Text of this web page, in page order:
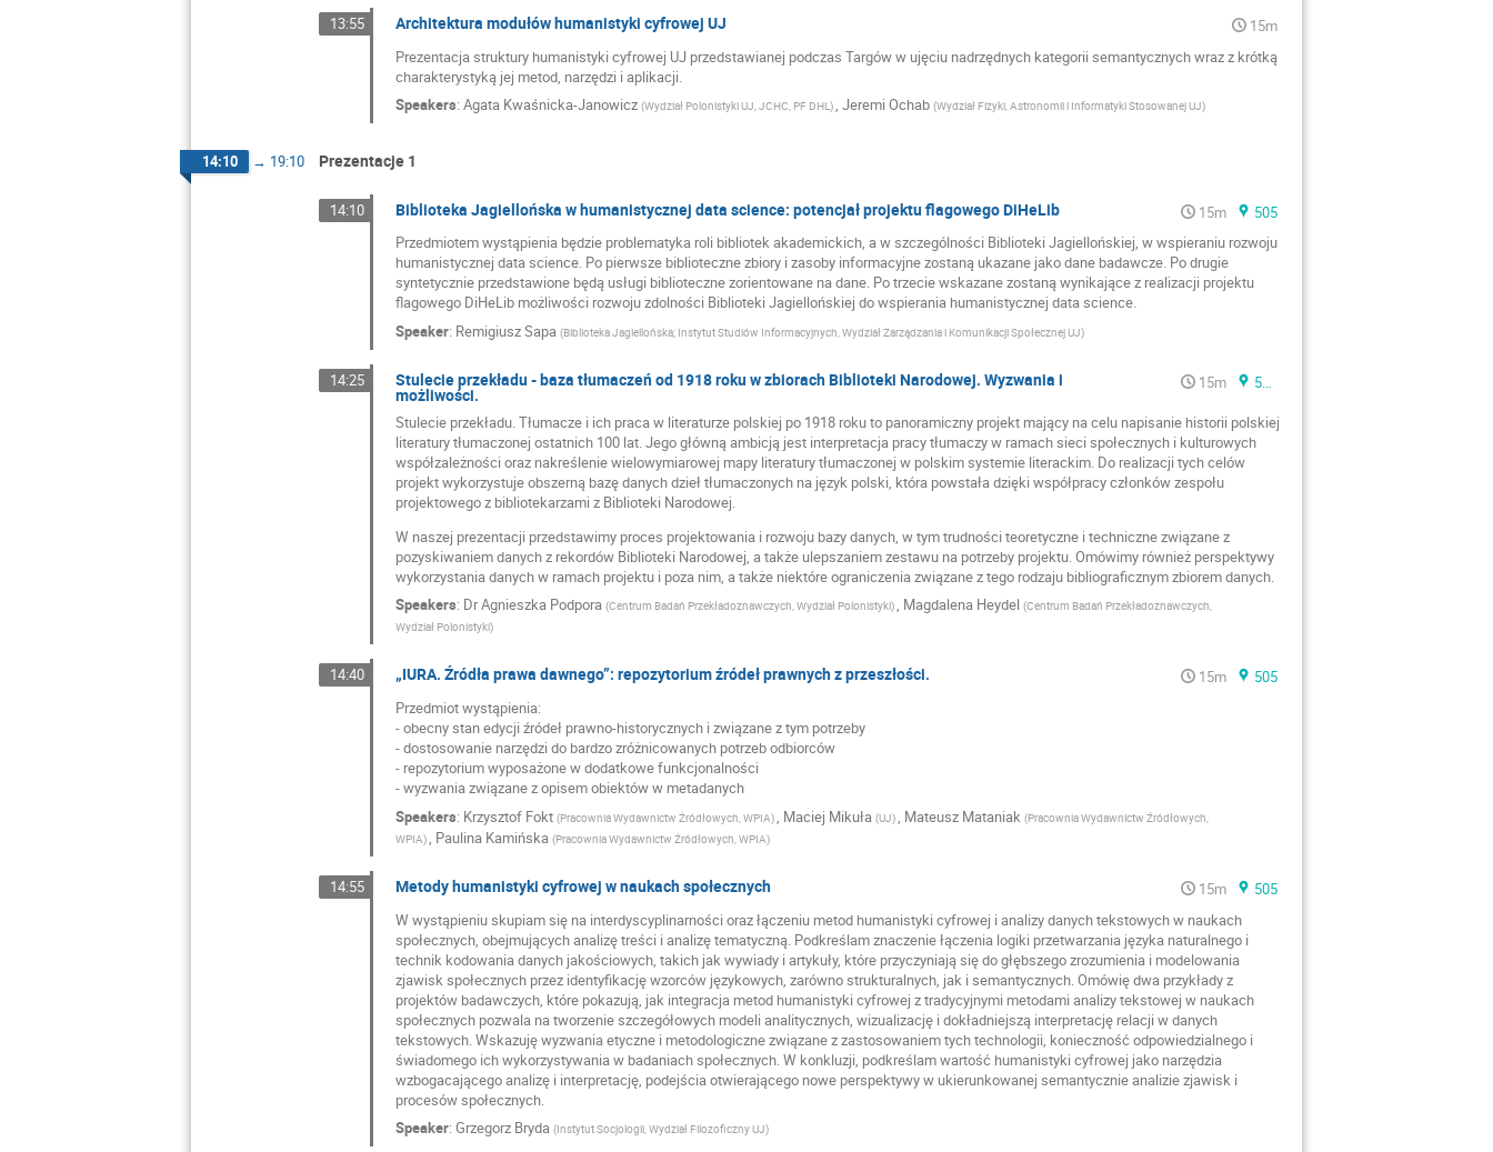
13:55 Architektura modułów humanistyki cyfrowej UJ
15m
Prezentacja struktury humanistyki cyfrowej UJ przedstawianej podczas Targów w ujęciu nadrzędnych kategorii semantycznych wraz z krótką
charakterystyką jej metod, narzędzi i aplikacji.
Speakers: Agata Kwaśnicka-Janowicz (Wydział Polonistyki UJ, JCHC, PF DHL), Jeremi Ochab (Wydział Fizyki, Astronomii i Informatyki Stosowanej UJ)
14:10 → 19:10 Prezentacje 1
14:10 Biblioteka Jagiellońska w humanistycznej data science: potencjał projektu flagowego DiHeLib 15m
505
Przedmiotem wystąpienia będzie problematyka roli bibliotek akademickich, a w szczególności Biblioteki Jagiellońskiej, w wspieraniu rozwoju
humanistycznej data science. Po pierwsze biblioteczne zbiory i zasoby informacyjne zostaną ukazane jako dane badawcze. Po drugie
syntetycznie przedstawione będą usługi biblioteczne zorientowane na dane. Po trzecie wskazane zostaną wynikające z realizacji projektu
flagowego DiHeLib możliwości rozwoju zdolności Biblioteki Jagiellońskiej do wspierania humanistycznej data science.
Speaker: Remigiusz Sapa (Biblioteka Jagiellońska; Instytut Studiów Informacyjnych, Wydział Zarządzania i Komunikacji Społecznej UJ)
14:25 Stulecie przekładu - baza tłumaczeń od 1918 roku w zbiorach Biblioteki Narodowej. Wyzwania i
możliwości.
15m
505
Stulecie przekładu. Tłumacze i ich praca w literaturze polskiej po 1918 roku to panoramiczny projekt mający na celu napisanie historii polskiej
literatury tłumaczonej ostatnich 100 lat. Jego główną ambicją jest interpretacja pracy tłumaczy w ramach sieci społecznych i kulturowych
współzależności oraz nakreślenie wielowymiarowej mapy literatury tłumaczonej w polskim systemie literackim. Do realizacji tych celów
projekt wykorzystuje obszerną bazę danych dzieł tłumaczonych na język polski, która powstała dzięki współpracy członków zespołu
projektowego z bibliotekarzami z Biblioteki Narodowej.
W naszej prezentacji przedstawimy proces projektowania i rozwoju bazy danych, w tym trudności teoretyczne i techniczne związane z
pozyskiwaniem danych z rekordów Biblioteki Narodowej, a także ulepszaniem zestawu na potrzeby projektu. Omówimy również perspektywy
wykorzystania danych w ramach projektu i poza nim, a także niektóre ograniczenia związane z tego rodzaju bibliograficznym zbiorem danych.
Speakers: DrAgnieszka Podpora (Centrum Badań Przekładoznawczych, Wydział Polonistyki), Magdalena Heydel (Centrum Badań Przekładoznawczych,
Wydział Polonistyki)
14:40 „IURA. Źródła prawa dawnego”: repozytorium źródeł prawnych z przeszłości. 15m
505
Przedmiot wystąpienia:
- obecny stan edycji źródeł prawno-historycznych i związane z tym potrzeby
- dostosowanie narzędzi do bardzo zróżnicowanych potrzeb odbiorców
- repozytorium wyposażone w dodatkowe funkcjonalności
- wyzwania związane z opisem obiektów w metadanych
Speakers: Krzysztof Fokt (Pracownia Wydawnictw Źródłowych, WPIA), Maciej Mikuła (UJ), Mateusz Mataniak (Pracownia Wydawnictw Źródłowych,
WPIA), Paulina Kamińska (Pracownia Wydawnictw Źródłowych, WPIA)
14:55 Metody humanistyki cyfrowej w naukach społecznych 15m
505
W wystąpieniu skupiam się na interdyscyplinarności oraz łączeniu metod humanistyki cyfrowej i analizy danych tekstowych w naukach
społecznych, obejmujących analizę treści i analizę tematyczną. Podkreślam znaczenie łączenia logiki przetwarzania języka naturalnego i
technik kodowania danych jakościowych, takich jak wywiady i artykuły, które przyczyniają się do głębszego zrozumienia i modelowania
zjawisk społecznych przez identyfikację wzorców językowych, zarówno strukturalnych, jak i semantycznych. Omówię dwa przykłady z
projektów badawczych, które pokazują, jak integracja metod humanistyki cyfrowej z tradycyjnymi metodami analizy tekstowej w naukach
społecznych pozwala na tworzenie szczegółowych modeli analitycznych, wizualizację i dokładniejszą interpretację relacji w danych
tekstowych. Wskazuję wyzwania etyczne i metodologiczne związane z zastosowaniem tych technologii, konieczność odpowiedzialnego i
świadomego ich wykorzystywania w badaniach społecznych. W konkluzji, podkreślam wartość humanistyki cyfrowej jako narzędzia
wzbogacającego analizę i interpretację, podejścia otwierającego nowe perspektywy w ukierunkowanej semantycznie analizie zjawisk i
procesów społecznych.
Speaker: Grzegorz Bryda (Instytut Socjologii, Wydział Filozoficzny UJ)